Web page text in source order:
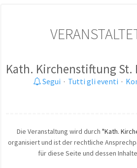
Kath. Kirchenstiftung St.
Segui · Tutti gli eventi ·
Die Veranstaltung wird durch "Kath.
organisiert und ist der rechtliche
für diese Seite und dessen